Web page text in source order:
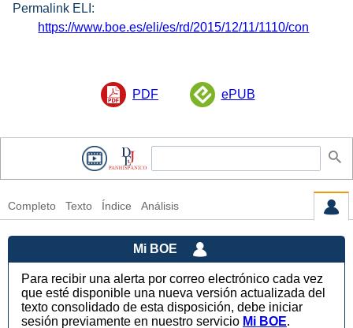
Permalink ELI:
https://www.boe.es/eli/es/rd/2015/12/11/1110/con
PDF ePUB
Completo Texto Índice Análisis
Mi BOE
Para recibir una alerta por correo electrónico cada vez
que esté disponible una nueva versión actualizada del
texto consolidado de esta disposición, debe iniciar
sesión previamente en nuestro servicio Mi BOE.